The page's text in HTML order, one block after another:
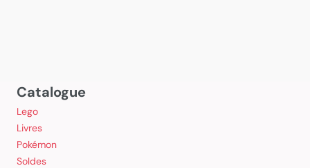
Catalogue
Lego
Livres
Pokémon
Soldes